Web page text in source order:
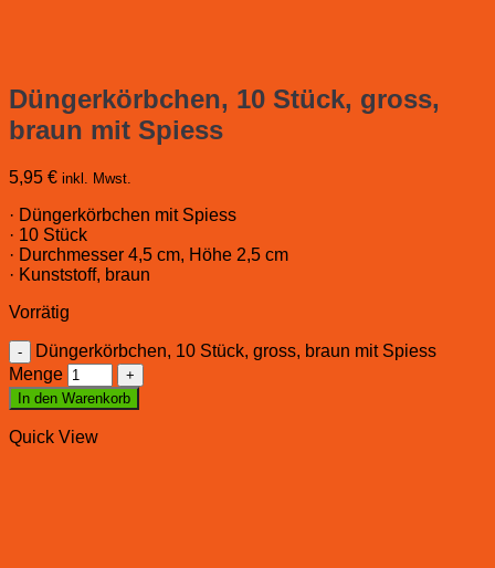
Düngerkörbchen, 10 Stück, gross,
braun mit Spiess
5,95 € inkl. Mwst.
· Düngerkörbchen mit Spiess
· 10 Stück
· Durchmesser 4,5 cm, Höhe 2,5 cm
· Kunststoff, braun
Vorrätig
Düngerkörbchen, 10 Stück, gross, braun mit Spiess
Menge
In den Warenkorb
Quick View